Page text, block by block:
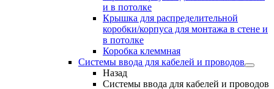
и в потолке
Крышка для распределительной
коробки/корпуса для монтажа в стене и
в потолке
Коробка клеммная
Системы ввода для кабелей и проводов
Назад
Системы ввода для кабелей и проводов